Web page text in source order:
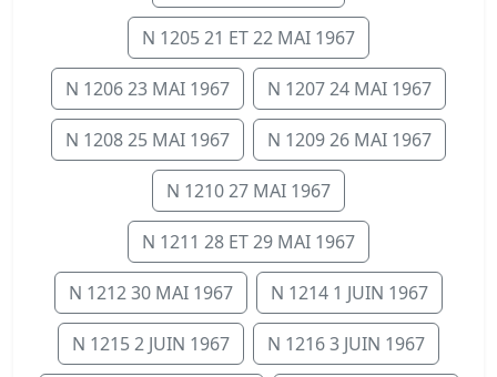
N 1205 21 ET 22 MAI 1967
N 1206 23 MAI 1967 N 1207 24 MAI 1967
N 1208 25 MAI 1967 N 1209 26 MAI 1967
N 1210 27 MAI 1967
N 1211 28 ET 29 MAI 1967
N 1212 30 MAI 1967 N 1214 1 JUIN 1967
N 1215 2 JUIN 1967 N 1216 3 JUIN 1967